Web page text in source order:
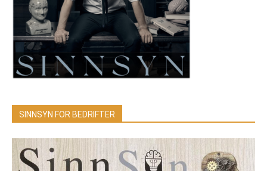
SINNSYN FOR BEDRIFTER